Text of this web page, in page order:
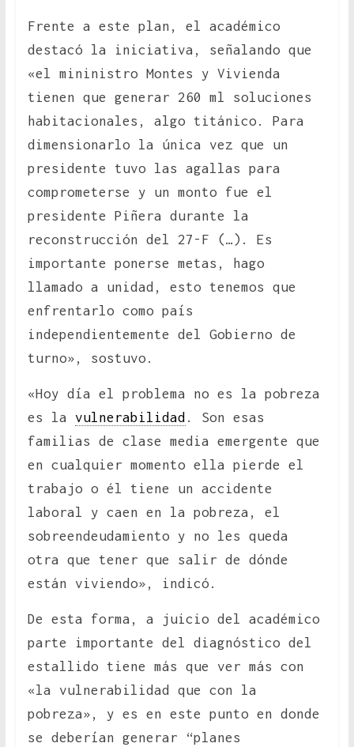
Frente a este plan, el académico
destacó la iniciativa, señalando que
«el mininistro Montes y Vivienda
tienen que generar 260 ml soluciones
habitacionales, algo titánico. Para
dimensionarlo la única vez que un
presidente tuvo las agallas para
comprometerse y un monto fue el
presidente Piñera durante la
reconstrucción del 27-F (…). Es
importante ponerse metas, hago
llamado a unidad, esto tenemos que
enfrentarlo como país
independientemente del Gobierno de
turno», sostuvo.
«Hoy día el problema no es la pobreza
es la vulnerabilidad . Son esas
familias de clase media emergente que
en cualquier momento ella pierde el
trabajo o él tiene un accidente
laboral y caen en la pobreza, el
sobreendeudamiento y no les queda
otra que tener que salir de dónde
están viviendo», indicó.
De esta forma, a juicio del académico
parte importante del diagnóstico del
estallido tiene más que ver más con
«la vulnerabilidad que con la
pobreza», y es en este punto en donde
se deberían generar “planes